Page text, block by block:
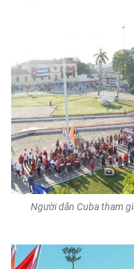
Người dân Cuba tham